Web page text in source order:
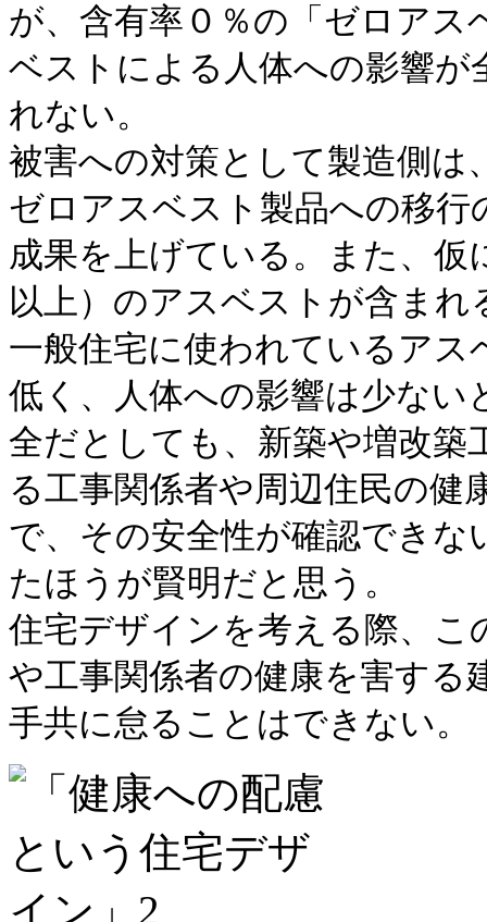
が、含有率０％の「ゼロア
ベストによる人体への影響
れない。
被害への対策として製造側
ゼロアスベスト製品への移
成果を上げている。また、仮
以上）のアスベストが含ま
一般住宅に使われているア
低く、人体への影響は少ない
全だとしても、新築や増改築
る工事関係者や周辺住民の
で、その安全性が確認でき
たほうが賢明だと思う。
住宅デザインを考える際、
や工事関係者の健康を害する
手共に怠ることはできない。